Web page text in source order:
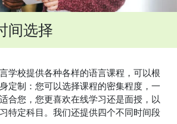
间选择
学校提供各种各样的语言课程，可以根
定制：您可以选择课程的密集程度，一
合您，您更喜欢在线学习还是面授，以
特定科目。我们还提供四个不同时间段